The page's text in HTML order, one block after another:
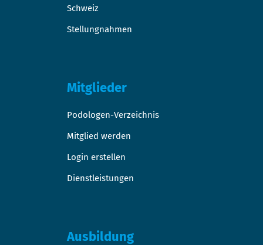
Schweiz
Stellungnahmen
Mitglieder
Podologen-Verzeichnis
Mitglied werden
Login erstellen
Dienstleistungen
Ausbildung